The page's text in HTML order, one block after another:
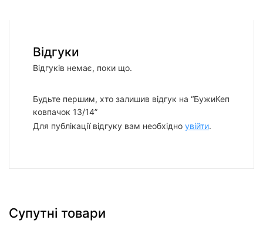
Відгуки
Відгуків немає, поки що.
Будьте першим, хто залишив відгук на “БужиКеп
ковпачок 13/14”
Для публікації відгуку вам необхідно увійти.
Супутні товари